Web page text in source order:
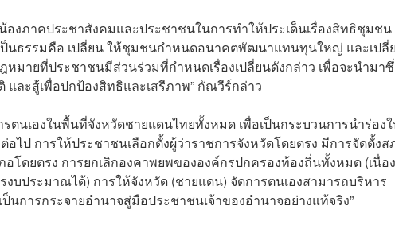
งภาคประชาสังคมและประชาชนในการทำให้ประเด็นเรื่องสิทธิชุมชน
ป็นธรรมคือ เปลี่ยน ให้ชุมชนกำหนดอนาคตพัฒนาแทนทุนใหญ่ และเปลี่
หมายที่ประชาชนมีส่วนร่วมที่กำหนดเรื่องเปลี่ยนดังกล่าว เพื่อจะนำมา
ละสู้เพื่อปกป้องสิทธิและเสรีภาพ” กัณวีร์กล่าว
ตนเองในพื้นที่จังหวัดชายแดนไทยทั้งหมด เพื่อเป็นกระบวนการนำร่อง
อไป การให้ประชาชนเลือกตั้งผู้ว่าราชการจังหวัดโดยตรง มีการจัดตั้งส
อโดยตรง การยกเลิกองคาพยพขององค์กรปกครองท้องถิ่นทั้งหมด (เนื่อ
บประมาณได้) การให้จังหวัด (ชายแดน) จัดการตนเองสามารถบริหาร
การกระจายอำนาจสู่มือประชาชนเจ้าของอำนาจอย่างแท้จริง”